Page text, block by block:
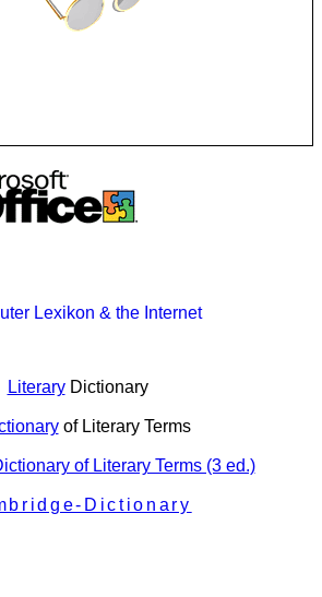
Lexikon & the Internet
LiteraryDictionary
of Literary Terms
of Literary Terms (3 ed.)
Dictionary